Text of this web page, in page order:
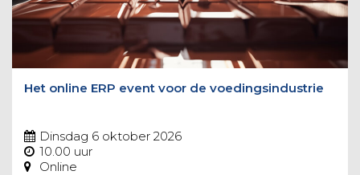
Het online ERP event voor de voedingsindustrie
Dinsdag 6 oktober 2026
10.00 uur
Online